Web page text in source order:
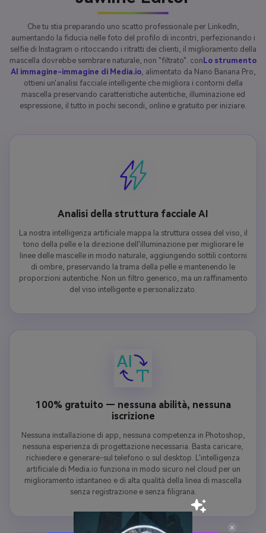
Che tu stia preparando uno scatto professionale per LinkedIn,
aumentando la fiducia nelle foto del profilo di incontri, perfezionando i
selfie di Instagram o ritoccando i ritratti dei clienti, il miglioramento della
mascella dovrebbe sembrare naturale, non "filtrato". con Lo strumento
AI immagine-immagine di Media.io, alimentato da Nano Banana Pro,
ottieni un'analisi facciale intelligente che migliora i contorni della
mascella preservando caratteristiche autentiche, illuminazione ed
espressione, il tutto in pochi secondi, online e gratuito per iniziare.
Analisi della struttura facciale AI
La nostra intelligenza artificiale mappa la struttura ossea del viso, il
tono della pelle e la direzione dell'illuminazione per migliorare le
linee delle mascelle in modo naturale, aggiungendo sottili contorni
di ombre, preservando la trama della pelle e mantenendo le
proporzioni autentiche. Non un filtro generico, ma un raffinamento
del viso intelligente e personalizzato.
100% gratuito — nessuna abilità, nessuna
iscrizione
Nessuna installazione di app, nessuna competenza in Photoshop,
nessuna esperienza di progettazione necessaria. Basta caricare,
richiedere e generare-sul telefono o sul desktop. L'intelligenza
artificiale di Media.io funziona in modo sicuro nel cloud per un
miglioramento istantaneo e di alta qualità della linea di mascella
senza registrazione e senza filigrana.